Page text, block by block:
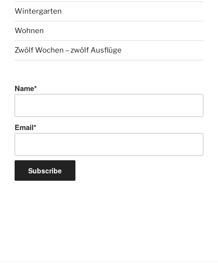
Wintergarten
Wohnen
Zwölf Wochen – zwölf Ausflüge
Name*
Email*